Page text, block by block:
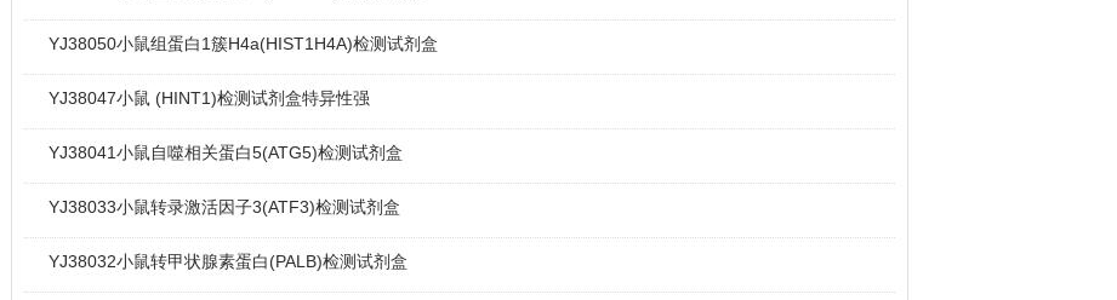
YJ38050小鼠组蛋白1簇H4a(HIST1H4A)检测试剂盒
YJ38047小鼠 (HINT1)检测试剂盒特异性强
YJ38041小鼠自噬相关蛋白5(ATG5)检测试剂盒
YJ38033小鼠转录激活因子3(ATF3)检测试剂盒
YJ38032小鼠转甲状腺素蛋白(PALB)检测试剂盒